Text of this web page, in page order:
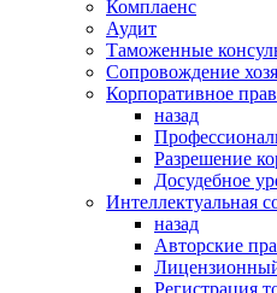
Комплаенс
Аудит
Таможенные
Сопровождение
Корпоративное
назад
Разрешение
Досудебное
Интеллектуальная
назад
Авторские
Регистрация